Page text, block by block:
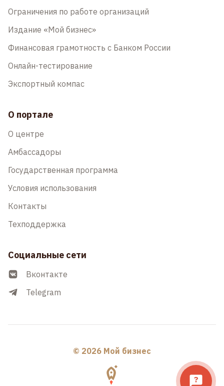
Ограничения по работе организаций
Издание «Мой бизнес»
Финансовая грамотность с Банком России
Онлайн-тестирование
Экспортный компас
О портале
О центре
Амбассадоры
Государственная программа
Условия использования
Контакты
Техподдержка
Социальные сети
Вконтакте
Telegram
© 2026 Мой бизнес